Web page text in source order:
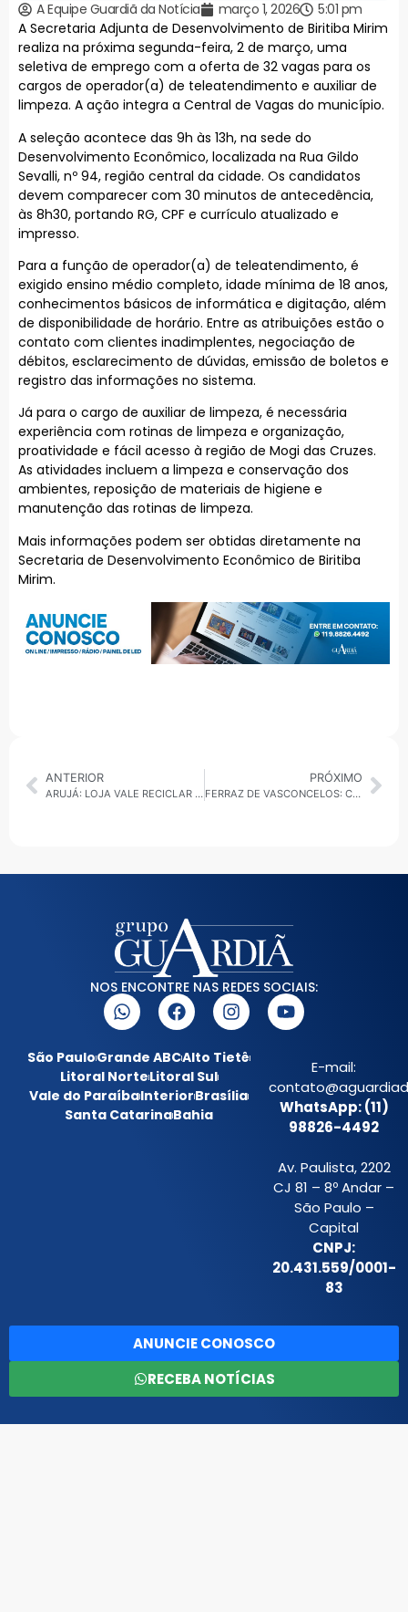
A Equipe Guardiã da Notícia março 1, 2026
5:01 pm
A Secretaria Adjunta de Desenvolvimento de Biritiba Mirim
realiza na próxima segunda-feira, 2 de março, uma
seletiva de emprego com a oferta de 32 vagas para os
cargos de operador(a) de teleatendimento e auxiliar de
limpeza. A ação integra a Central de Vagas do município.
A seleção acontece das 9h às 13h, na sede do
Desenvolvimento Econômico, localizada na Rua Gildo
Sevalli, nº 94, região central da cidade. Os candidatos
devem comparecer com 30 minutos de antecedência,
às 8h30, portando RG, CPF e currículo atualizado e
impresso.
Para a função de operador(a) de teleatendimento, é
exigido ensino médio completo, idade mínima de 18 anos,
conhecimentos básicos de informática e digitação, além
de disponibilidade de horário. Entre as atribuições estão o
contato com clientes inadimplentes, negociação de
débitos, esclarecimento de dúvidas, emissão de boletos e
registro das informações no sistema.
Já para o cargo de auxiliar de limpeza, é necessária
experiência com rotinas de limpeza e organização,
proatividade e fácil acesso à região de Mogi das Cruzes.
As atividades incluem a limpeza e conservação dos
ambientes, reposição de materiais de higiene e
manutenção das rotinas de limpeza.
Mais informações podem ser obtidas diretamente na
Secretaria de Desenvolvimento Econômico de Biritiba
Mirim.
ANTERIOR
ARUJÁ: LOJA VALE RECICLAR MÓVEL ATENDE NO CENTRO DIA DO IDOSO EM MARÇO
PRÓXIMO
FERRAZ DE VASCONCELOS: CAPS AD II OFERECE TRATAMENTO GRATUITO PARA ALCOOLISMO SEM FILA DE ESPERA
NOS ENCONTRE NAS REDES SOCIAIS:
São PauloGrande ABCAlto Tietê
Litoral NorteLitoral Sul
Vale do ParaíbaInteriorBrasília
Santa CatarinaBahia
E-mail:
WhatsApp: (11)
98826-4492
Av. Paulista, 2202
CJ 81 – 8º Andar –
São Paulo –
Capital
CNPJ:
20.431.559/0001-
83
ANUNCIE CONOSCO
RECEBA NOTÍCIAS